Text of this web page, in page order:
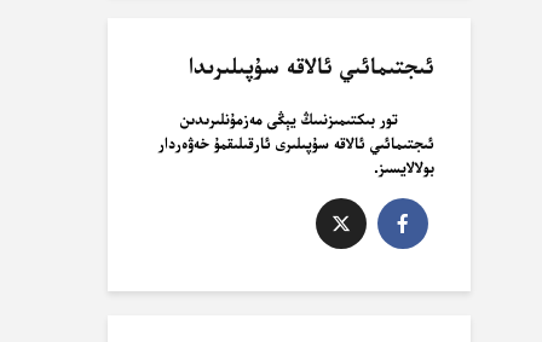
ئىجتىمائىي ئالاقە سۇپىلىرىدا
تور بىكتىمىزنىىڭ يېڭى مەزمۇنلىرىدىن
ئىجتىمائىي ئالاقە سۇپىلىرى ئارقىلىقمۇ خەۋەردار
بولالايسىز.